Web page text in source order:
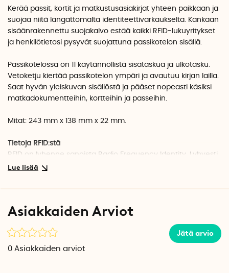
Kerää passit, kortit ja matkustusasiakirjat yhteen paikkaan ja
suojaa niitä langattomalta identiteettivarkaukselta. Kankaan
sisäänrakennettu suojakalvo estää kaikki RFID-lukuyritykset
ja henkilötietosi pysyvät suojattuna passikotelon sisällä.
Passikotelossa on 11 käytännöllistä sisätaskua ja ulkotasku.
Vetoketju kiertää passikotelon ympäri ja avautuu kirjan lailla.
Saat hyvän yleiskuvan sisällöstä ja pääset nopeasti käsiksi
matkadokumentteihin, kortteihin ja passeihin.
Mitat: 243 mm x 138 mm x 22 mm.
Tietoja RFID:stä
RFID on lyhenne sanoista Radio Frequency Identity. Lyhyesti
sanottuna se tarkoittaa tekniikkaa, jolla luetaan
korttitiedot voidaan kaapata uhrin huomaamatta.
Valitettavasti tämän tyyppisestä langattomasta
Asiakkaiden Arviot
Jätä arvio
0 Asiakkaiden arviot